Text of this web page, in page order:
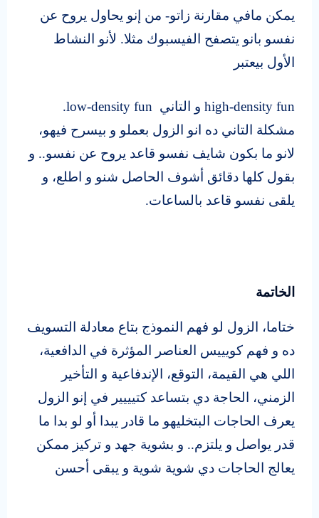
يمكن مافي مقارنة زاتو- من إنو يحاول يروح عن
نفسو بانو يتصفح الفيسبوك مثلا. لأنو النشاط
الأول بيعتبر
high-density fun و التاني
مشكلة التاني ده انو الزول بعملو و بيسرح فيهو،
لانو ما بكون شايف نفسو قاعد يروح عن نفسو.. و
بقول كلها دقائق أشوف الحاصل شنو و اطلع، و
يلقى نفسو قاعد بالساعات.
الخاتمة
ختاما، الزول لو فهم النموذج بتاع معادلة التسويف
ده و فهم كويييس العناصر المؤثرة في الدافعية،
اللي هي القيمة، التوقع، الإندفاعية و التأخير
الزمني، الحاجة دي بتساعد كتيييير في إنو الزول
يعرف الحاجات البتخليهو ما قادر يبدا أو لو بدا ما
قدر يواصل و يلتزم.. و بشوية جهد و تركيز ممكن
يعالج الحاجات دي شوية شوية و يبقى أحسن